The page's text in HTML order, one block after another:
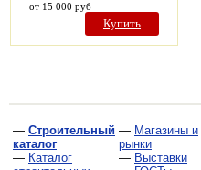
от 15 000 руб
Купить
— Строительный
каталог
— Каталог
— Магазины и
рынки
— Выставки